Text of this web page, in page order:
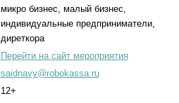
микро бизнес, малый бизнес,
индивидуальные предприниматели,
диреткора
Перейти на сайт мероприятия
saidnavy@robokassa.ru
12+